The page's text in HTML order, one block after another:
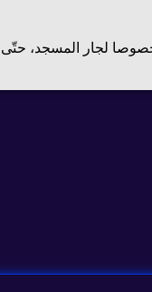
لجار المسجد، حتّى